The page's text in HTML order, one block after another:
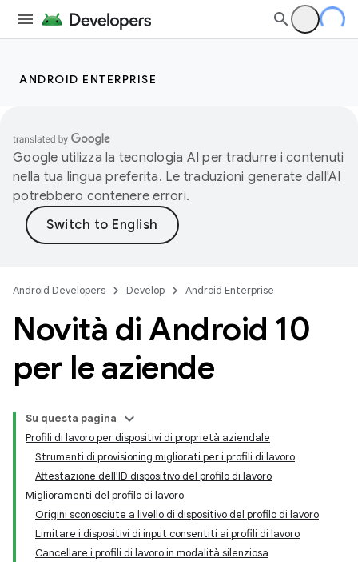
ANDROID ENTERPRISE
Google utilizza la tecnologia AI per tradurre i contenuti
nella tua lingua preferita. Le traduzioni generate dall'AI
potrebbero contenere errori.
Android Developers Develop Android Enterprise
Novità di Android 10
per le aziende
Su questa pagina
Profili di lavoro per dispositivi di proprietà aziendale
Strumenti di provisioning migliorati per i profili di lavoro
Attestazione dell'ID dispositivo del profilo di lavoro
Miglioramenti del profilo di lavoro
Origini sconosciute a livello di dispositivo del profilo di lavoro
Limitare i dispositivi di input consentiti ai profili di lavoro
Cancellare i profili di lavoro in modalità silenziosa